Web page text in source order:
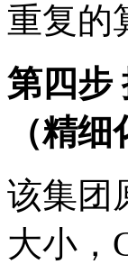
重复的
第四步
（精
该集团
大小